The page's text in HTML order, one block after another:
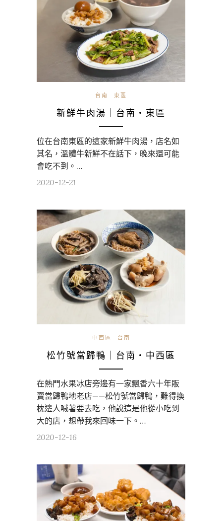
台南 東區
新鮮牛肉湯｜台南・東區
位在台南東區的這家新鮮牛肉湯，店名如
其名，溫體牛新鮮不在話下，晚來還可能
會吃不到。…
2020-12-21
中西區 台南
松竹號當歸鴨｜台南・中西區
在熱門水果冰店旁邊有一家飄香六十年販
賣當歸鴨地老店——松竹號當歸鴨，難得換
枕邊人喊著要去吃，他說這是他從小吃到
大的店，想帶我來回味一下。…
2020-12-16